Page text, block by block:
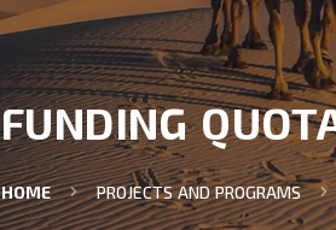
FUNDING
HOME PROJECTS AND PROGRAMS